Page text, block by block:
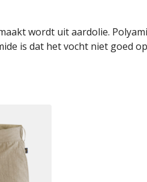
wordt uit aardolie.
is dat het vocht niet goed